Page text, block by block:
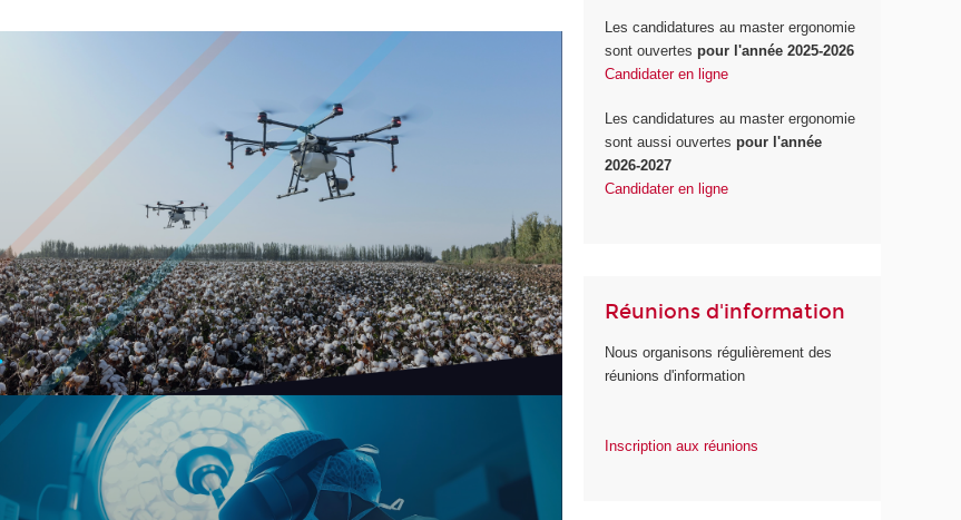
Les candidatures au master ergonomie
sont ouvertespour l'année 2025-2026
Candidater en ligne
Les candidatures au master ergonomie
sont aussi ouvertespour l'année
2026-2027
Candidater en ligne
Réunions d'information
Nous organisons régulièrement des
réunions d'information
Inscription aux réunions